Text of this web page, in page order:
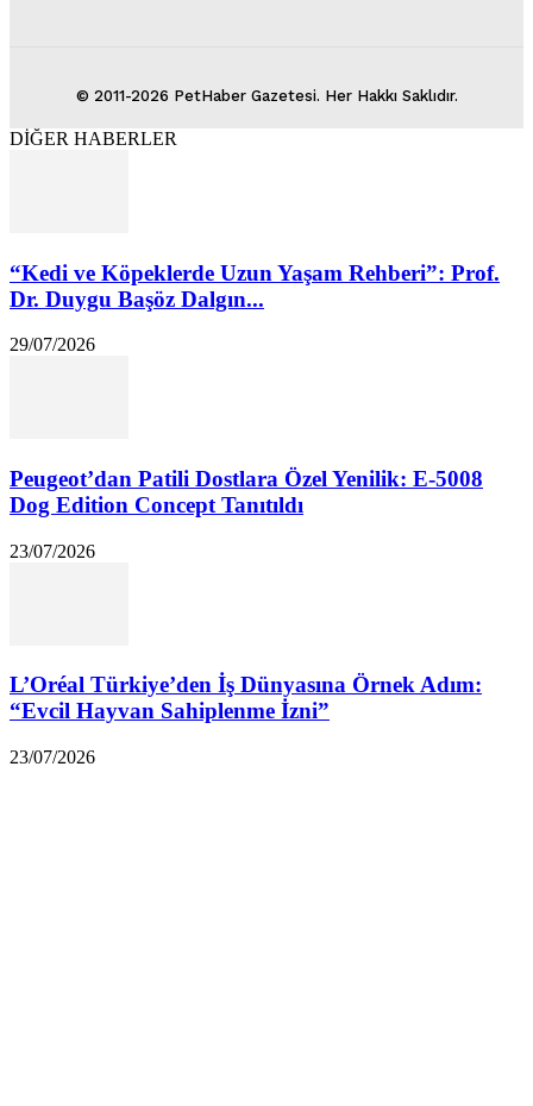
© 2011-2026 PetHaber Gazetesi. Her Hakkı Saklıdır.
DİĞER HABERLER
“Kedi ve Köpeklerde Uzun Yaşam Rehberi”: Prof.
Dr. Duygu Başöz Dalgın...
29/07/2026
Peugeot’dan Patili Dostlara Özel Yenilik: E-5008
Dog Edition Concept Tanıtıldı
23/07/2026
L’Oréal Türkiye’den İş Dünyasına Örnek Adım:
“Evcil Hayvan Sahiplenme İzni”
23/07/2026